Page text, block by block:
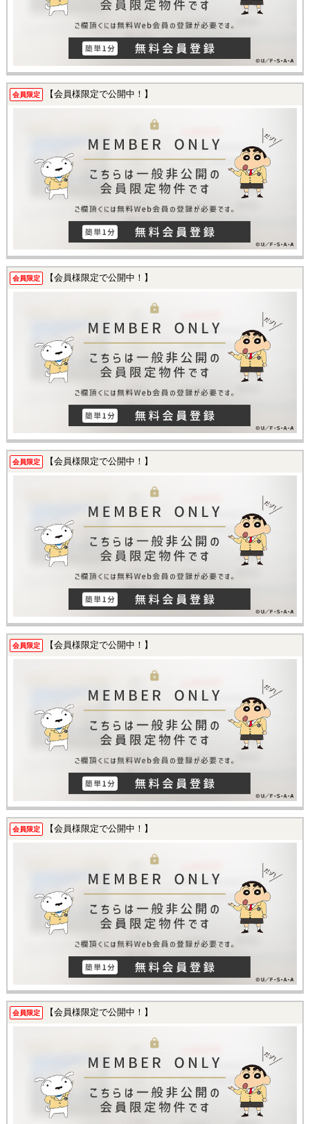
会員限定 【会員様限定で公開中！】
会員限定 【会員様限定で公開中！】
会員限定 【会員様限定で公開中！】
会員限定 【会員様限定で公開中！】
会員限定 【会員様限定で公開中！】
会員限定 【会員様限定で公開中！】